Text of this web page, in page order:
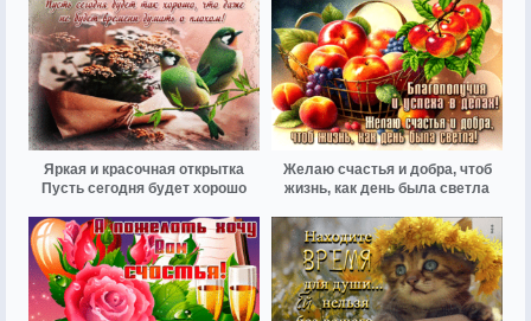
Яркая и красочная открытка
Пусть сегодня будет хорошо
Желаю счастья и добра, чтоб
жизнь, как день была светла